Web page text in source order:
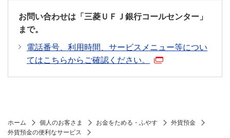
お問い合わせは「三菱ＵＦＪ銀行コールセンター」
まで。
電話番号、利用時間、サービスメニュー等につい
てはこちらからご確認ください。
ホーム 個人のお客さま お金をためる・ふやす
外貨預金
外貨預金の便利なサービス